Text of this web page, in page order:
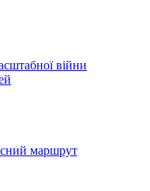
війни
маршрут